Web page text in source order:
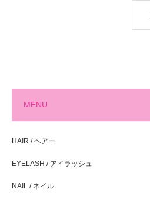
MENU
HAIR / ヘアー
EYELASH / アイラッシュ
NAIL / ネイル